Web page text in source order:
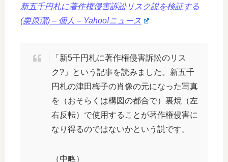
新五千円札に著作権侵害訴訟リスク説を検証する
(栗原潔) – 個人 – Yahoo!ニュース
「新5千円札に著作権侵害訴訟のリス
ク?」という記事を読みました。新五千
円札の津田梅子の肖像の元になった写真
を（おそらくは構図の都合で）裏焼（左
右反転）で使用することが著作権侵害に
なり得るのではないかという説です。
（中略）